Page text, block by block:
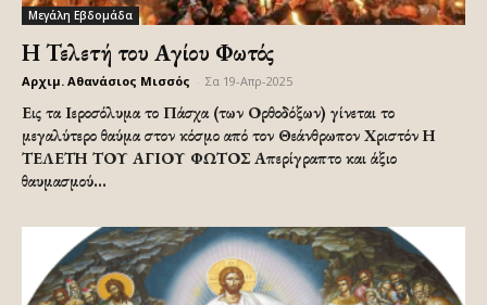
Μεγάλη Εβδομάδα
Η Τελετή του Αγίου Φωτός
Αρχιμ. Αθανάσιος Μισσός Σα 19-Απρ-2025
Εις τα Ιεροσόλυμα το Πάσχα (των Ορθοδόξων) γίνεται το
μεγαλύτερο θαύμα στον κόσμο από τον Θεάνθρωπον Χριστόν Η
ΤΕΛΕΤΗ ΤΟΥ ΑΓΙΟΥ ΦΩΤΟΣ Απερίγραπτο και άξιο
θαυμασμού...